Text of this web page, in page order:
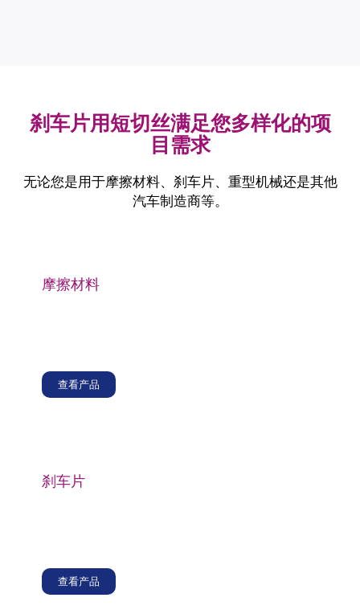
刹车片用短切丝满足您多样化的项
目需求
无论您是用于摩擦材料、刹车片、重型机械还是其他
汽车制造商等。
摩擦材料
查看产品
刹车片
查看产品